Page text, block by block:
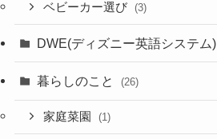
ベビーカー選び (3)
DWE(ディズニー英語システム)
暮らしのこと (26)
家庭菜園 (1)